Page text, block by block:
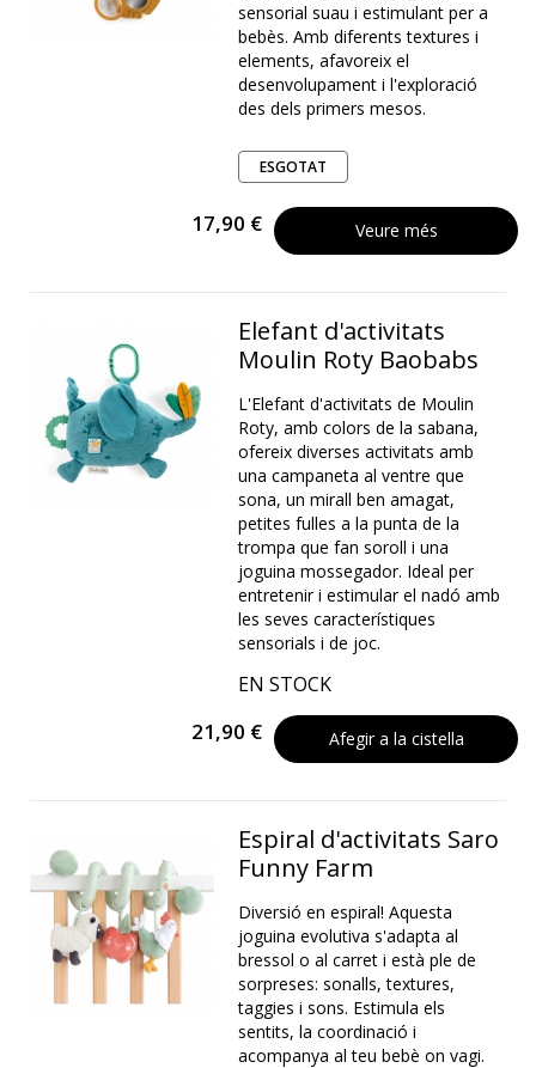
sensorial suau i estimulant per a
bebès. Amb diferents textures i
elements, afavoreix el
desenvolupament i l'exploració
des dels primers mesos.
ESGOTAT
17,90 € Veure més
Elefant d'activitats
Moulin Roty Baobabs
L'Elefant d'activitats de Moulin
Roty, amb colors de la sabana,
ofereix diverses activitats amb
una campaneta al ventre que
sona, un mirall ben amagat,
petites fulles a la punta de la
trompa que fan soroll i una
joguina mossegador. Ideal per
entretenir i estimular el nadó amb
les seves característiques
sensorials i de joc.
EN STOCK
21,90 € Afegir a la cistella
Espiral d'activitats Saro
Funny Farm
Diversió en espiral! Aquesta
joguina evolutiva s'adapta al
bressol o al carret i està ple de
sorpreses: sonalls, textures,
taggies i sons. Estimula els
sentits, la coordinació i
acompanya al teu bebè on vagi.